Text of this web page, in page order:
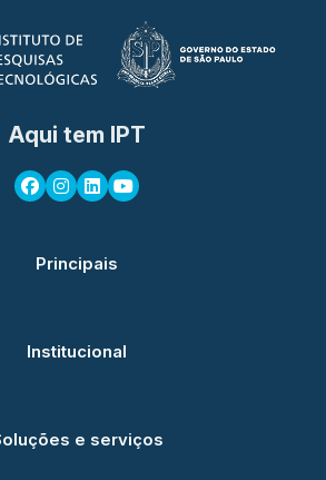
Aqui tem IPT
Principais
Institucional
e serviços